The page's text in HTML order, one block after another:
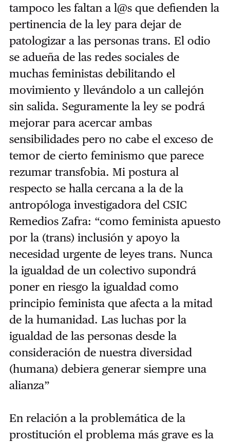
tampoco les faltan a l@s que defienden la
pertinencia de la ley para dejar de
patologizar a las personas trans. El odio
se adueña de las redes sociales de
muchas feministas debilitando el
movimiento y llevándolo a un callejón
sin salida. Seguramente la ley se podrá
mejorar para acercar ambas
sensibilidades pero no cabe el exceso de
temor de cierto feminismo que parece
rezumar transfobia. Mi postura al
respecto se halla cercana a la de la
antropóloga investigadora del CSIC
Remedios Zafra: “como feminista apuesto
por la (trans) inclusión y apoyo la
necesidad urgente de leyes trans. Nunca
la igualdad de un colectivo supondrá
poner en riesgo la igualdad como
principio feminista que afecta a la mitad
de la humanidad. Las luchas por la
igualdad de las personas desde la
consideración de nuestra diversidad
(humana) debiera generar siempre una
alianza”
En relación a la problemática de la
prostitución el problema más grave es la